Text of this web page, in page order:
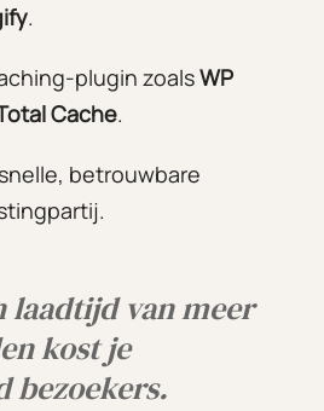
.
plugin zoalsWP
Cache.
betrouwbare
laadtijd van meer
kost je
bezoekers.